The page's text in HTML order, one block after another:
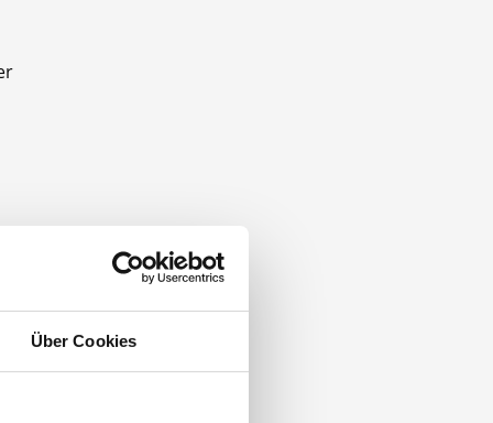
Über Cookies